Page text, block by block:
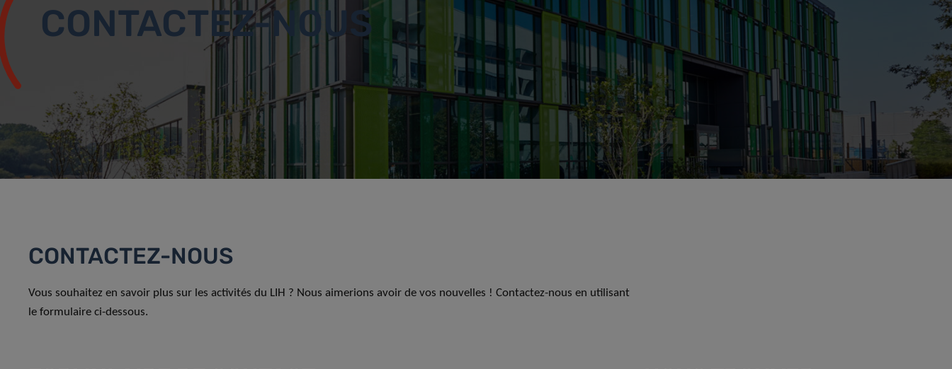
CONTACTEZ-NOUS
CONTACTEZ-NOUS
Vous souhaitez en savoir plus sur les activités du LIH ? Nous aimerions avoir de vos nouvelles ! Contactez-nous en utilisant
le formulaire ci-dessous.